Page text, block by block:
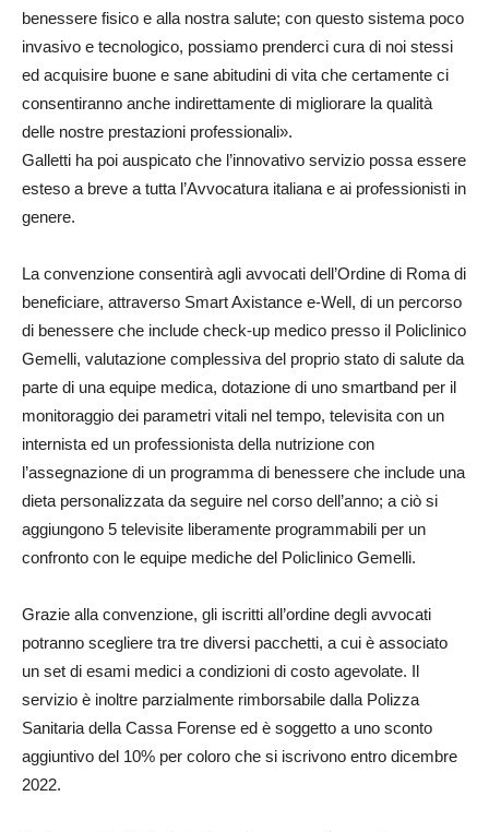
benessere fisico e alla nostra salute; con questo sistema poco
invasivo e tecnologico, possiamo prenderci cura di noi stessi
ed acquisire buone e sane abitudini di vita che certamente ci
consentiranno anche indirettamente di migliorare la qualità
delle nostre prestazioni professionali».
Galletti ha poi auspicato che l’innovativo servizio possa essere
esteso a breve a tutta l’Avvocatura italiana e ai professionisti in
genere.
La convenzione consentirà agli avvocati dell’Ordine di Roma di
beneficiare, attraverso Smart Axistance e-Well, di un percorso
di benessere che include check-up medico presso il Policlinico
Gemelli, valutazione complessiva del proprio stato di salute da
parte di una equipe medica, dotazione di uno smartband per il
monitoraggio dei parametri vitali nel tempo, televisita con un
internista ed un professionista della nutrizione con
l’assegnazione di un programma di benessere che include una
dieta personalizzata da seguire nel corso dell’anno; a ciò si
aggiungono 5 televisite liberamente programmabili per un
confronto con le equipe mediche del Policlinico Gemelli.
Grazie alla convenzione, gli iscritti all’ordine degli avvocati
potranno scegliere tra tre diversi pacchetti, a cui è associato
un set di esami medici a condizioni di costo agevolate. Il
servizio è inoltre parzialmente rimborsabile dalla Polizza
Sanitaria della Cassa Forense ed è soggetto a uno sconto
aggiuntivo del 10% per coloro che si iscrivono entro dicembre
2022.